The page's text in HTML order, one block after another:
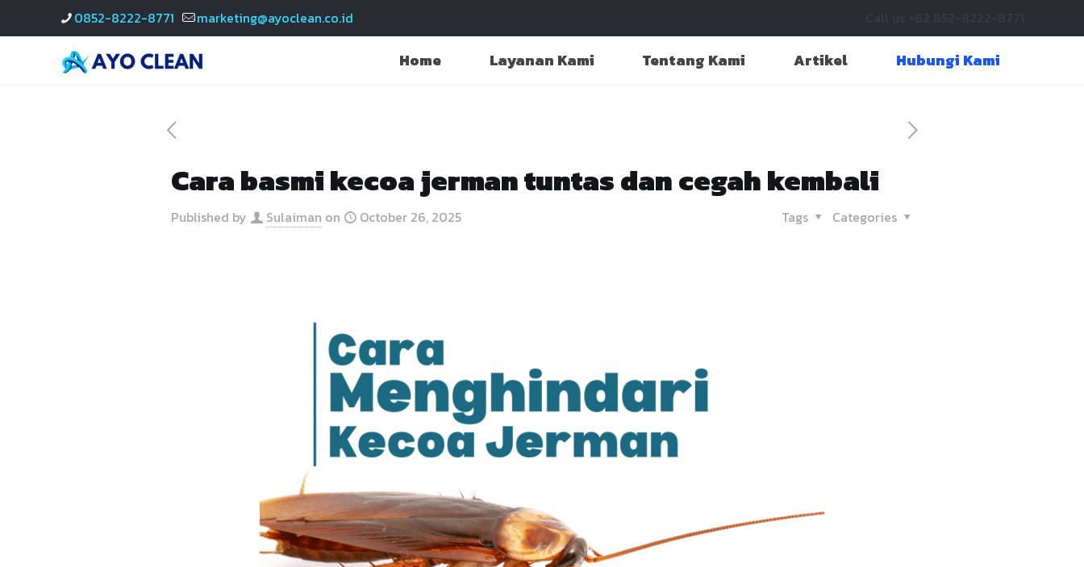
0852-8222-8771 marketing@ayoclean.co.id
Home Layanan Kami Tentang Kami Artikel Hubungi Kami
Cara basmi kecoa jerman tuntas dan cegah kembali
Published by Sulaiman on October 26, 2025 Categories
Tags